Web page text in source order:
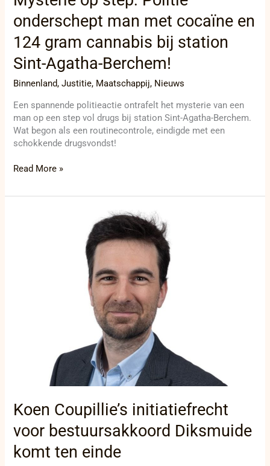
onderschept man met cocaïne en
124 gram cannabis bij station
Sint-Agatha-Berchem!
Binnenland,Justitie, Maatschappij, Nieuws
Een spannende politieactie ontrafelt het mysterie van een
man op een step vol drugs bij station Sint-Agatha-Berchem.
Wat begon als een routinecontrole, eindigde met een
schokkende drugsvondst!
Read More »
Koen Coupillie’s initiatiefrecht
voor bestuursakkoord Diksmuide
komt ten einde